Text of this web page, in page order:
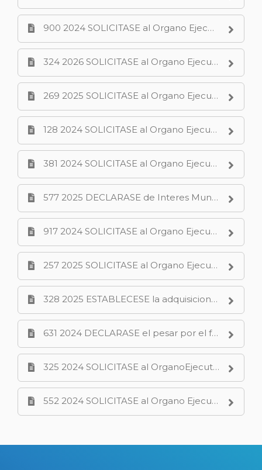
900 2024 SOLICITASE al Organo Ejecutivo Municipal remita informe ambiental del canal ubicado en calle Ricchieri y detalles del Plan Estrategico de Abordaje Integral de Aedes Aegypti.PDF
324 2026 SOLICITASE al Organo Ejecutivo Municipal proceda a realizar un relevamiento tecnico y vial integral en la intersecciÃ³n de Avenida Raul Soldi y Los Paraisos.PDF
269 2025 SOLICITASE al Organo Ejecutivo Municipal informe sobre ruidos molestos provocados por el establecimiento comercial Bar PALUVA ubicado en calle Brown N 189.PDF
128 2024 SOLICITASE al Organo Ejecutivo Municipal Informe sobre las obras emplazadas en calle Leguizamon y Arroyo Duran.PDF
381 2024 SOLICITASE al Organo Ejecutivo Municipal realice las obras necesarias para llevar a cabo el cerramiento de la zona afectada del canal Villa Maria.PDF
577 2025 DECLARASE de Interes Municipal el acto de conmemoracion por el 60 Aniversario de la creaciÃ³n de la Facultad de Turismo de la Universidad Nacional del Comahue.PDF
917 2024 SOLICITASE al Organo Ejecutivo Municipal informe respecto a la implementaciÃ³n de la Ordenanza N 14049 Cuerpo de Guardas Ambientales Municipales.PDF
257 2025 SOLICITASE al Organo Ejecutivo Municipal la mejora integral de los refugios peatonales en particular el de la parada N 2898.PDF
328 2025 ESTABLECESE la adquisicion de una autobomba destinada al Cuerpo de Bomberos de la ciudad.PDF
631 2024 DECLARASE el pesar por el fallecimiento de Ines Rigo de Ragni y el reconocimiento a su trayectoria de lucha por los derechos humanos.PDF
325 2024 SOLICITASE al OrganoEjecutivo Municipal disponga las tareas necesarias para el acondicionamiento del tramo de la calle Libertad entre Verzegnassi y Saturnino Torres.PDF
552 2024 SOLICITASE al Organo Ejecutivo Municipal arbitrar los medios necesarios para acondicionar el patinodromo ubicado en el Barrio San Lorenzo.PDF